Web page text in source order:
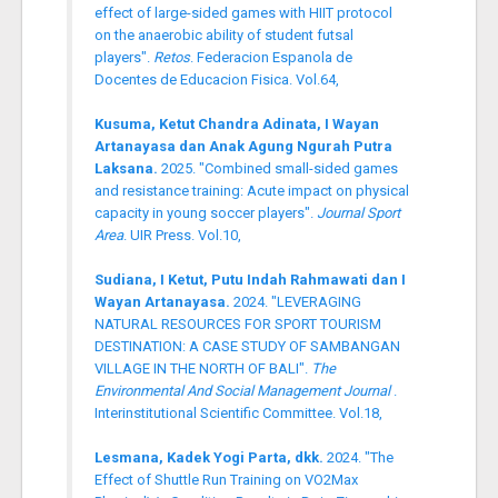
effect of large-sided games with HIIT protocol
on the anaerobic ability of student futsal
players". Retos. Federacion Espanola de
Docentes de Educacion Fisica. Vol.64,
Kusuma, Ketut Chandra Adinata, I Wayan
Artanayasa dan Anak Agung Ngurah Putra
Laksana. 2025. "Combined small-sided games
and resistance training: Acute impact on physical
capacity in young soccer players". Journal Sport
Area. UIR Press. Vol.10,
Sudiana, I Ketut, Putu Indah Rahmawati dan I
Wayan Artanayasa. 2024. "LEVERAGING
NATURAL RESOURCES FOR SPORT TOURISM
DESTINATION: A CASE STUDY OF SAMBANGAN
VILLAGE IN THE NORTH OF BALI". The
Environmental And Social Management Journal.
Interinstitutional Scientific Committee. Vol.18,
Lesmana, Kadek Yogi Parta, dkk. 2024. "The
Effect of Shuttle Run Training on VO2Max